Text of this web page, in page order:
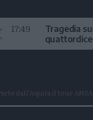
17:49
Tragedia
muore
dall'Aquila il tour